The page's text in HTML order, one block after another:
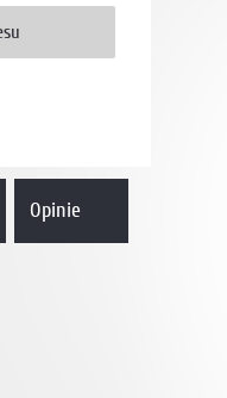
Opinie